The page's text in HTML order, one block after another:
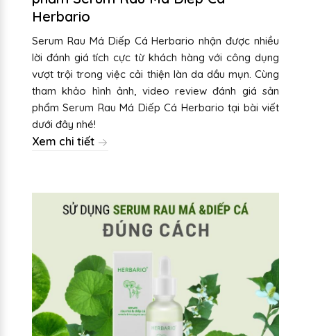
Herbario
Serum Rau Má Diếp Cá Herbario nhận được nhiều
lời đánh giá tích cực từ khách hàng với công dụng
vượt trội trong việc cải thiện làn da dầu mụn. Cùng
tham khảo hình ảnh, video review đánh giá sản
phẩm Serum Rau Má Diếp Cá Herbario tại bài viết
dưới đây nhé!
Xem chi tiết